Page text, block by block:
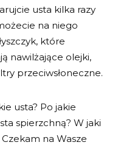
usta kilka razy
na niego
które
nawilżające olejki,
przeciwsłoneczne.
usta? Po jakie
spierzchną? W jaki
na Wasze